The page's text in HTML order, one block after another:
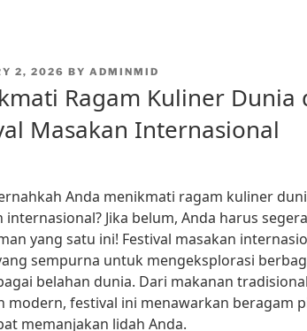
2, 2026 BY ADMINMID
Ragam Kuliner Dunia
Masakan Internasional
Anda menikmati ragam kuliner
internasional? Jika belum, Anda harus
yang satu ini! Festival masakan
sempurna untuk mengeksplorasi
belahan dunia. Dari makanan
modern, festival ini menawarkan beragam
memanjakan lidah Anda.